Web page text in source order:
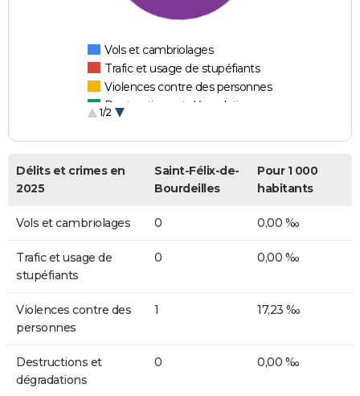
Vols et cambriolages
Trafic et usage de stupéfiants
Violences contre des personnes
Destructions et dégradations
1/2
Délits et crimes en
2025
Saint-Félix-de-
Bourdeilles
Pour 1 000
habitants
Vols et cambriolages 0 0,00 ‰
Trafic et usage de
stupéfiants
0 0,00 ‰
Violences contre des
personnes
1 17,23 ‰
Destructions et
dégradations
0 0,00 ‰